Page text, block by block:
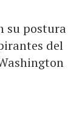
su postura
del